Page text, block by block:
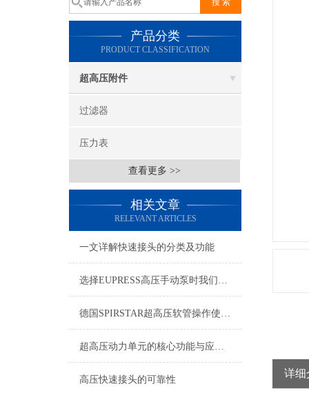
产品分类
PRODUCT CLASSIFICATION
超高压附件
过滤器
压力表
查看更多 >>
相关文章
RELEVANT ARTICLES
一文详解快速接头的分类及功能
选择EUPRESS高压手动泵时我们应该考虑什么呢？
德国SPIRSTAR超高压软管操作使用说明书
超高压动力单元的核心功能与应用场景
高压快速接头的可靠性
详细